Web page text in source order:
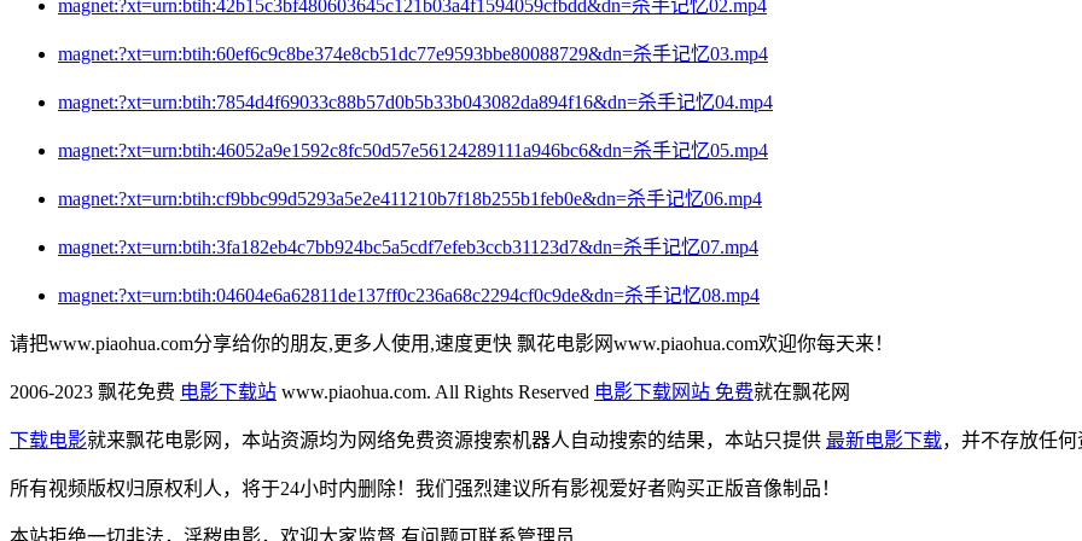
magnet:?xt=urn:btih:42b15c3bf480603645c121b03a4f1594059cfbdd&dn=杀手记忆02.mp4
magnet:?xt=urn:btih:60ef6c9c8be374e8cb51dc77e9593bbe80088729&dn=杀手记忆03.mp4
magnet:?xt=urn:btih:7854d4f69033c88b57d0b5b33b043082da894f16&dn=杀手记忆04.mp4
magnet:?xt=urn:btih:46052a9e1592c8fc50d57e56124289111a946bc6&dn=杀手记忆05.mp4
magnet:?xt=urn:btih:cf9bbc99d5293a5e2e411210b7f18b255b1feb0e&dn=杀手记忆06.mp4
magnet:?xt=urn:btih:3fa182eb4c7bb924bc5a5cdf7efeb3ccb31123d7&dn=杀手记忆07.mp4
magnet:?xt=urn:btih:04604e6a62811de137ff0c236a68c2294cf0c9de&dn=杀手记忆08.mp4
请把www.piaohua.com分享给你的朋友,更多人使用,速度更快 飘花电影网www.piaohua.com欢迎你每天来！
2006-2023 飘花免费 电影下载站 www.piaohua.com. All Rights Reserved 电影下载网站 免费就在飘花网
下载电影就来飘花电影网，本站资源均为网络免费资源搜索机器人自动搜索的结果，本站只提供 最新电影下载，并不存放任
所有视频版权归原权利人，将于24小时内删除！我们强烈建议所有影视爱好者购买正版音像制品！
本站拒绝一切非法，淫秽电影，欢迎大家监督 有问题可联系管理员